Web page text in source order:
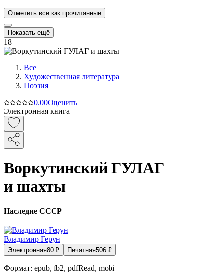
Отметить все как прочитанные
Показать ещё
18+
Все
Художественная литература
Поэзия
0.00Оценить
Электронная книга
Воркутинский ГУЛАГ
и шахты
Наследие СССР
Владимир Герун
Электронная80 ₽ Печатная506 ₽
Формат: epub, fb2, pdfRead, mobi